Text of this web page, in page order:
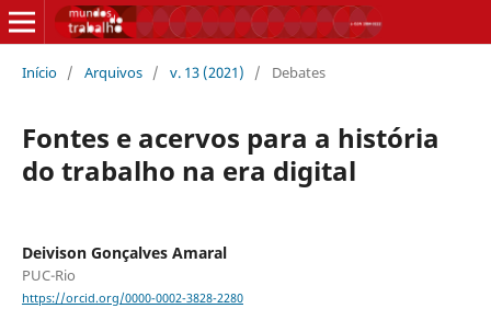
Início / Arquivos / v. 13 (2021) / Debates
Fontes e acervos para a história
do trabalho na era digital
Deivison Gonçalves Amaral
PUC-Rio
https://orcid.org/0000-0002-3828-2280